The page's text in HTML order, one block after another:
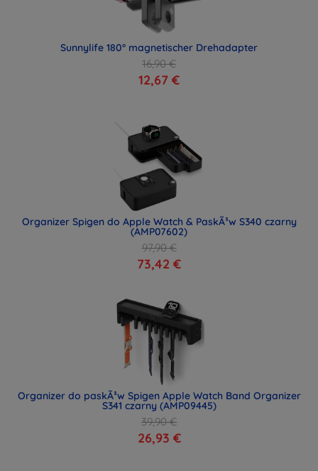
Sunnylife 180° magnetischer Drehadapter
16,90 €
12,67 €
Organizer Spigen do Apple Watch & PaskÃ³w S340 czarny
(AMP07602)
97,90 €
73,42 €
Organizer do paskÃ³w Spigen Apple Watch Band Organizer
S341 czarny (AMP09445)
39,90 €
26,93 €